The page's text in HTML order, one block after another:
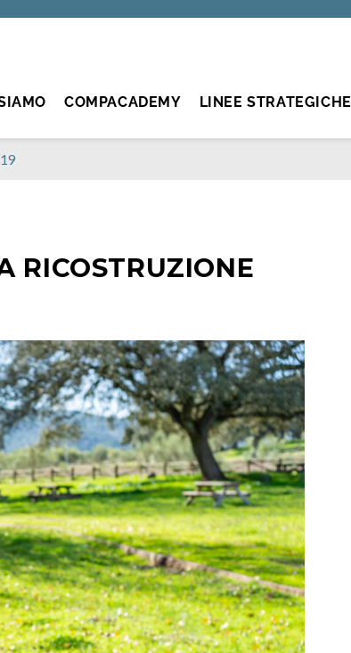
COMPACADEMY LINEE STRATEGICHE
RICOSTRUZIONE